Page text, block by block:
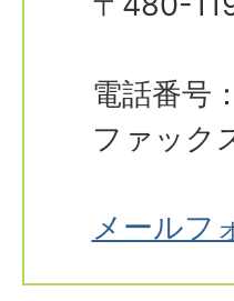
電話番号
ファック
メールフ